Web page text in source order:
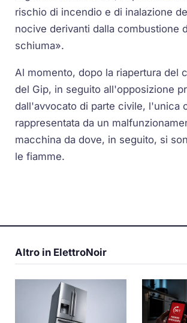
rischio di incendio e di inalazione
nocive derivanti dalla combustione
schiuma».
Al momento, dopo la riapertura del
del Gip, in seguito all'opposizione
dall'avvocato di parte civile, l'unica
rappresentata da un
macchina da dove, in seguito, si
le fiamme.
Altro in ElettroNoir